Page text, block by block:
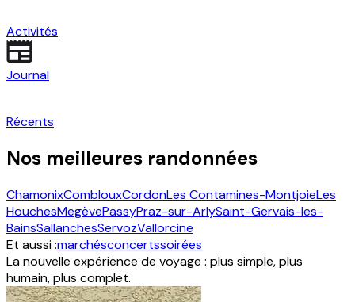
Activités
Journal
Récents
Nos meilleures randonnées
ChamonixComblouxCordonLes Contamines-MontjoieLes
HouchesMegèvePassyPraz-sur-ArlySaint-Gervais-les-
BainsSallanchesServozVallorcine
Et aussi :marchésconcertssoirées
La nouvelle expérience de voyage : plus simple, plus
humain, plus complet.